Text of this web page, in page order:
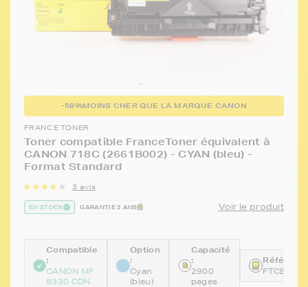
-58%MOINS CHER QUE LA MARQUE CANON
FRANCE TONER
Toner compatible FranceToner équivalent à
CANON 718C (2661B002) - CYAN (bleu) -
Format Standard
3 avis
EN STOCK GARANTIE 2 ANS Voir le produit
Compatible
:
CANON MF
8330 CDN
Option
:
Cyan
(bleu)
Capacité
:
2900
pages